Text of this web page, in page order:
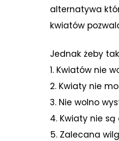
alternatywa
kwiatów
Jednak żeby
1. Kwiatów nie
2. Kwiaty nie
3. Nie wolno
4. Kwiaty nie
5. Zalecana